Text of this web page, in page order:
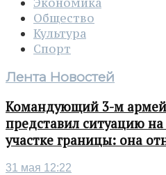
Общество
Культура
Спорт
Лента Новостей
Командующий 3-м
представил ситуацию
участке границы: она
31 мая 12:22